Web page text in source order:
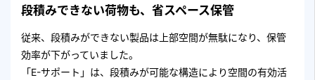
段積みできない荷物も、省スペース保管
従来、段積みができない製品は上部空間が無駄になり、保管
効率が下がっていました。
「E-サポート」は、段積みが可能な構造により空間の有効活